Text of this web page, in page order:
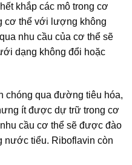
khắp các mô trong cơ
cơ thể với lượng không
nhu cầu của cơ thể sẽ
dạng không đổi hoặc
chóng qua đường tiêu hóa,
ít được dự trữ trong cơ
cầu cơ thể sẽ được đào
nước tiểu. Riboflavin còn